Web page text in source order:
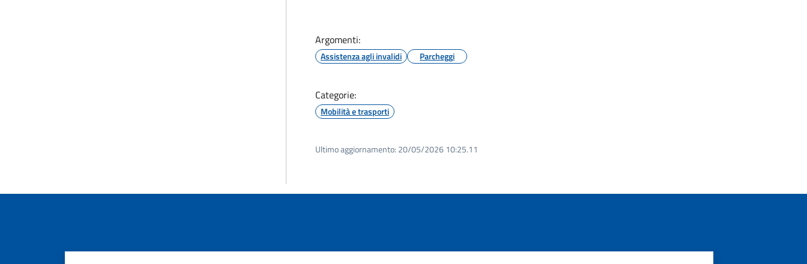
Argomenti:
Assistenza agli invalidi Parcheggi
Categorie:
Mobilità e trasporti
Ultimo aggiornamento: 20/05/2026 10:25.11